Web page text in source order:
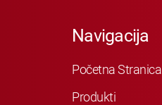
Navigacija
Početna Stranica
Produkti